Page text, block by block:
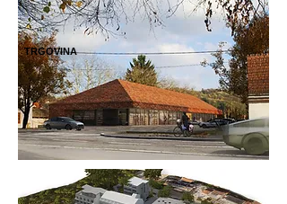
TRGOVINA